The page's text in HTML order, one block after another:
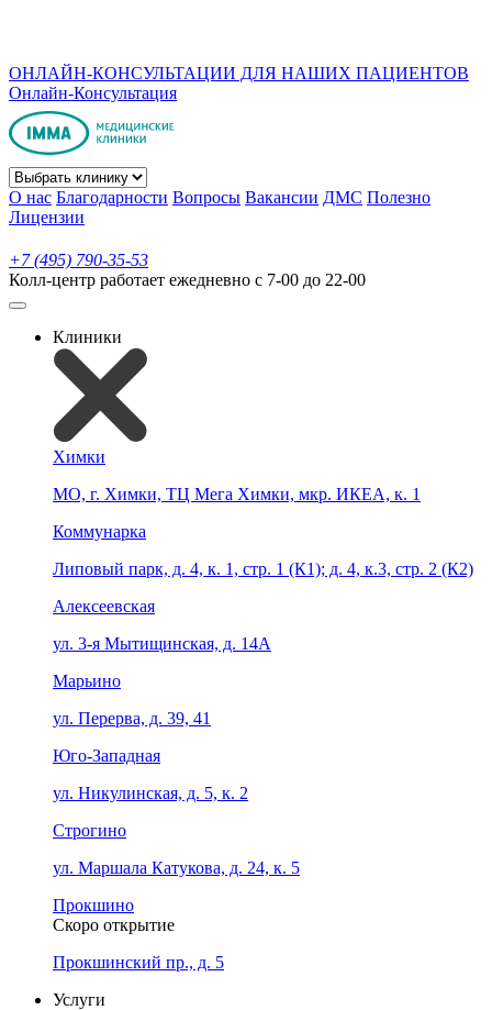
ОНЛАЙН-КОНСУЛЬТАЦИИ ДЛЯ НАШИХ ПАЦИЕНТОВ
Онлайн-Консультация
О нас Благодарности Вопросы Вакансии ДМС Полезно
Лицензии
+7 (495) 790-35-53
Колл-центр работает ежедневно с 7-00 до 22-00
Клиники
Химки
МО, г. Химки, ТЦ Мега Химки, мкр. ИКЕА, к. 1
Коммунарка
Липовый парк, д. 4, к. 1, стр. 1 (К1); д. 4, к.3, стр. 2 (К2)
Алексеевская
ул. 3-я Мытищинская, д. 14А
Марьино
ул. Перерва, д. 39, 41
Юго-Западная
ул. Никулинская, д. 5, к. 2
Строгино
ул. Маршала Катукова, д. 24, к. 5
Прокшино
Скоро открытие
Прокшинский пр., д. 5
Услуги